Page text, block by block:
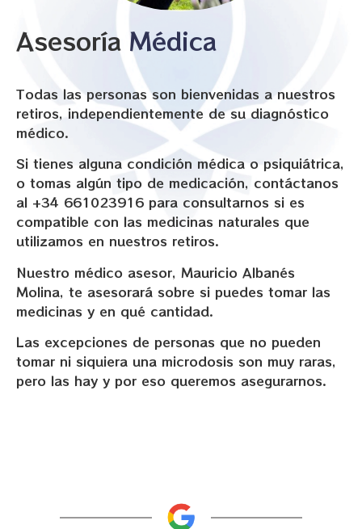
Asesoría​ Médica
Todas las personas son bienvenidas a nuestros
retiros, independientemente de su diagnóstico
médico.
Si tienes alguna condición médica o psiquiátrica,
o tomas algún tipo de medicación, contáctanos
al +34 661023916 para consultarnos si es
compatible con las medicinas naturales que
utilizamos en nuestros retiros.
Nuestro médico asesor, Mauricio Albanés
Molina, te asesorará sobre si puedes tomar las
medicinas y en qué cantidad.
Las excepciones de personas que no pueden
tomar ni siquiera una microdosis son muy raras,
pero las hay y por eso queremos asegurarnos.